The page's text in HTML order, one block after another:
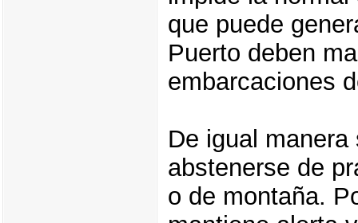
que puede
Puerto deben
embarcaciones
De igual
abstenerse de
o de montaña.